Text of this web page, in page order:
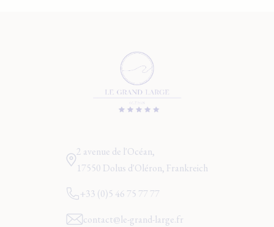
2 avenue de l'Océan,
17550 Dolus d'Oléron, Frankreich
+33 (0)5 46 75 77 77
contact@le-grand-large.fr